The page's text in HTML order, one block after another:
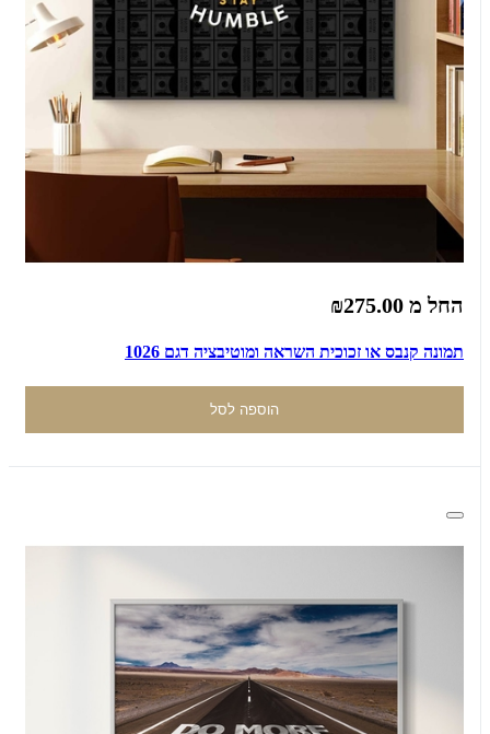
החל מ ₪275.00
תמונה קנבס או זכוכית השראה ומוטיבציה דגם 1026
הוספה לסל